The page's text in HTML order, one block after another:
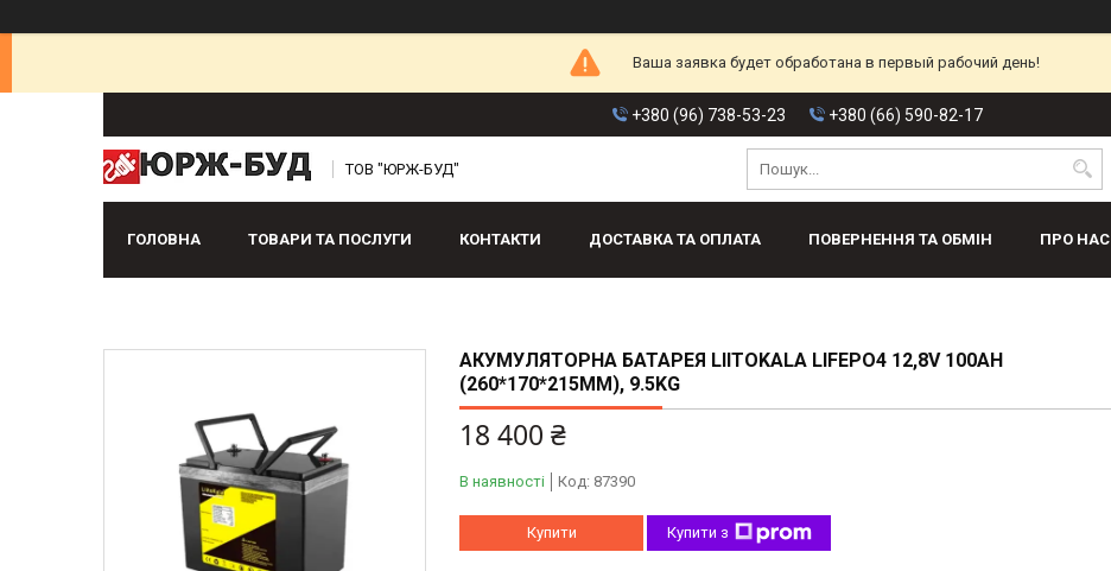
Ваша заявка будет обработана в первый рабочий день!
+380 (96) 738-53-23 +380 (66) 590-82-17
ТОВ "ЮРЖ-БУД"
ГОЛОВНА ТОВАРИ ТА ПОСЛУГИ КОНТАКТИ ДОСТАВКА ТА ОПЛАТА ПОВЕРНЕННЯ ТА ОБМІН ПРО НАС
АКУМУЛЯТОРНА БАТАРЕЯ LIITOKALA LIFEPO4 12,8V 100AH
(260*170*215MM), 9.5KG
18 400 ₴
В наявності Код: 87390
Купити Купити з